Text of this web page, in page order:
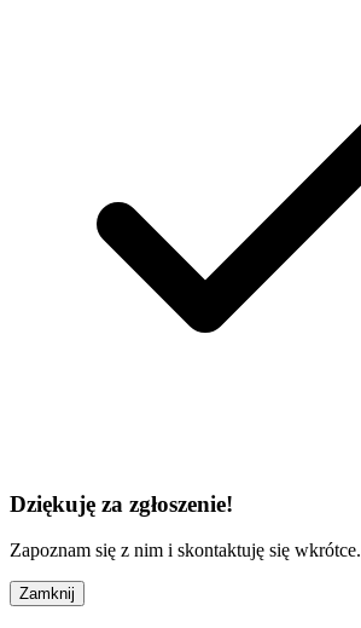
Dziękuję za zgłoszenie!
Zapoznam się z nim i skontaktuję się wkrótce.
Zamknij